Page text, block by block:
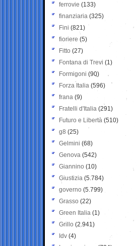
ferrovie (133)
finanziaria (325)
Fini (821)
fioriere (5)
Fitto (27)
Fontana di Trevi (1)
Formigoni (90)
Forza Italia (596)
frana (9)
Fratelli d'Italia (291)
Futuro e Libertà (510)
g8 (25)
Gelmini (68)
Genova (542)
Giannino (10)
Giustizia (5.784)
governo (5.799)
Grasso (22)
Green Italia (1)
Grillo (2.941)
Idv (4)